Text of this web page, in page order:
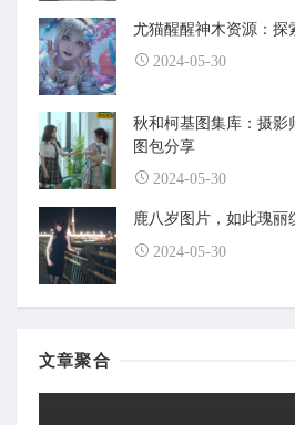
尤猫醒醒神木资源：探
2024-05-30
秋和柯基图集库：摄影
图包分享
2024-05-30
鹿八岁图片，如此瑰丽
2024-05-30
文章聚合